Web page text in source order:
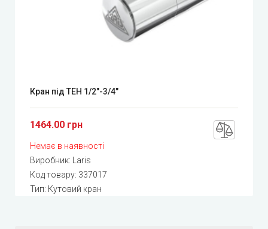
Кран під ТЕН 1/2"-3/4"
1464.00 грн
Немає в наявності
Виробник:
Laris
Код товару: 337017
Тип: Кутовий кран